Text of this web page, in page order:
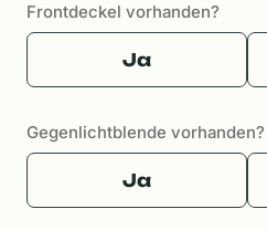
Frontdeckel vorhanden?
Ja
Gegenlichtblende vorhanden?
Ja